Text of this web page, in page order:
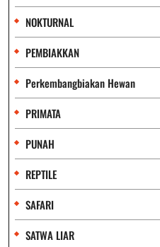
NOKTURNAL
PEMBIAKKAN
Perkembangbiakan Hewan
PRIMATA
PUNAH
REPTILE
SAFARI
SATWA LIAR